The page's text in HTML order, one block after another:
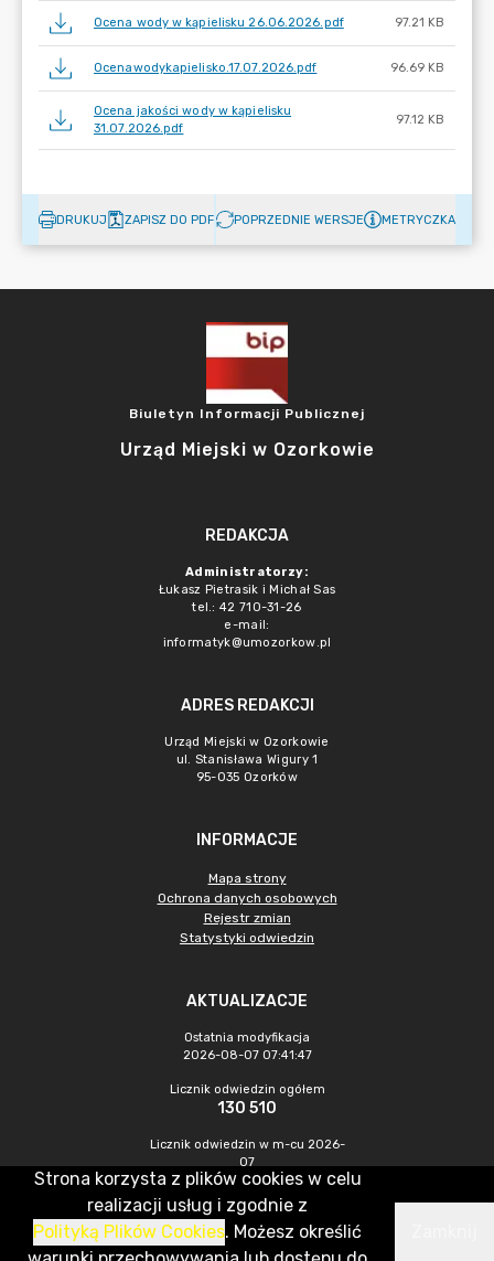
Ocena wody w kąpielisku 26.06.2026.pdf 97.21 KB
Ocenawodykapielisko.17.07.2026.pdf 96.69 KB
Ocena jakości wody w kąpielisku
31.07.2026.pdf
97.12 KB
DRUKUJ ZAPISZ DO PDF POPRZEDNIE WERSJE METRYCZKA
Biuletyn Informacji Publicznej
Urząd Miejski w Ozorkowie
REDAKCJA
Administratorzy:
Łukasz Pietrasik i Michał Sas
tel.: 42 710-31-26
e-mail:
informatyk@umozorkow.pl
ADRES REDAKCJI
Urząd Miejski w Ozorkowie
ul. Stanisława Wigury 1
95-035 Ozorków
INFORMACJE
Mapa strony
Ochrona danych osobowych
Rejestr zmian
Statystyki odwiedzin
AKTUALIZACJE
Ostatnia modyfikacja
2026-08-07 07:41:47
Licznik odwiedzin ogółem
130 510
Licznik odwiedzin w m-cu 2026-
07
240
CMS & Hosting: Nefeni Sp. z o.o.
Strona korzysta z plików cookies w celu
realizacji usług i zgodnie z
Polityką Plików Cookies. Możesz określić